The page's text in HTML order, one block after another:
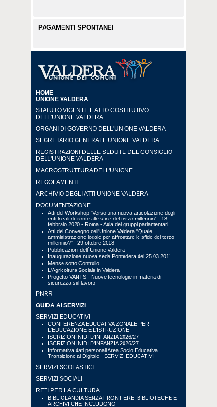
PAGAMENTI SPONTANEI
HOME
UNIONE VALDERA
STATUTO VIGENTE E ATTO COSTITUTIVO
DELL'UNIONE VALDERA
ORGANI DI GOVERNO DELL'UNIONE VALDERA
SEGRETARIO GENERALE UNIONE VALDERA
REGISTRAZIONI DELLE SEDUTE DEL CONSIGLIO
DELL'UNIONE VALDERA
MACROSTRUTTURA DELL'UNIONE
REGOLAMENTI
ARCHIVIO DEGLI ATTI UNIONE VALDERA
DOCUMENTAZIONE
Atti del Workshop "Verso una nuova articolazione degli
enti locali di fronte alle sfide del terzo millennio" - 18
febbraio 2020 - Roma - Aula dei gruppi parlamentari
Atti del Convegno dell'Unione Valdera "Quale
amministrazione locale per affrontare le sfide del terzo
millennio?" - 29 ottobre 2018
Pubblicazioni dell´Unione Valdera
Inaugurazione nuova sede Pontedera del 25.03.2011
Mense sotto Controllo
L'Agricoltura Sociale in Valdera
Progetto VANTS - Nuove tecnologie in materia di
sicurezza sul lavoro
PNRR
GUIDA AI SERVIZI
SERVIZI EDUCATIVI
CONFERENZA EDUCATIVA ZONALE PER
L'EDUCAZIONE E L'ISTRUZIONE
ISCRIZIONI NIDI D'INFANZIA 2026/27
ISCRIZIONI NIDI D'INFANZIA 2026/27
Informativa dati personali Area Socio Educativa
Transizione al Digitale - SERVIZI EDUCATIVI
SERVIZI SCOLASTICI
SERVIZI SOCIALI
RETI PER LA CULTURA
BIBLIOLANDIA SENZA FRONTIERE: BIBLIOTECHE E
ARCHIVI CHE INCLUDONO